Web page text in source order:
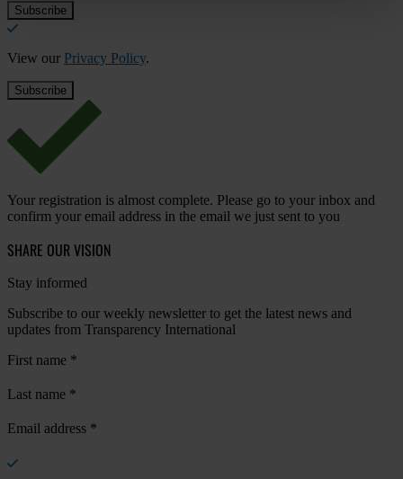
View our Privacy Policy.
Your registration is almost complete. Please go to your inbox and
confirm your email address in the email we just sent to you
SHARE OUR VISION
Stay informed
Subscribe to our weekly newsletter to get the latest news and
updates from Transparency International
First name *
Last name *
Email address *